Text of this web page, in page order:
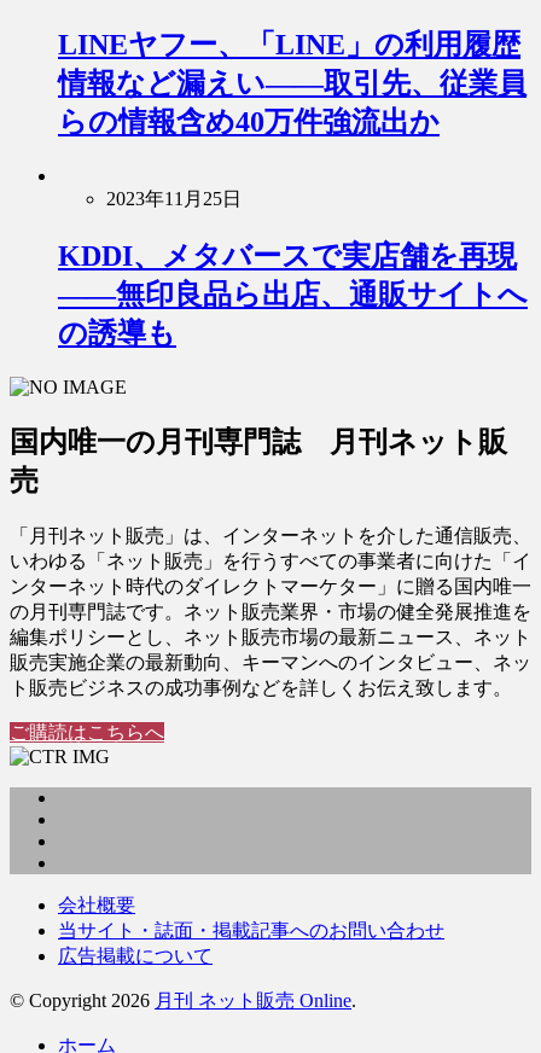
LINEヤフー、「LINE」の利用履歴
情報など漏えい――取引先、従業員
らの情報含め40万件強流出か
2023年11月25日
KDDI、メタバースで実店舗を再現
――無印良品ら出店、通販サイトへ
の誘導も
国内唯一の月刊専門誌 月刊ネット販
売
「月刊ネット販売」は、インターネットを介した通信販売、
いわゆる「ネット販売」を行うすべての事業者に向けた「イ
ンターネット時代のダイレクトマーケター」に贈る国内唯一
の月刊専門誌です。ネット販売業界・市場の健全発展推進を
編集ポリシーとし、ネット販売市場の最新ニュース、ネット
販売実施企業の最新動向、キーマンへのインタビュー、ネッ
ト販売ビジネスの成功事例などを詳しくお伝え致します。
ご購読はこちらへ
会社概要
当サイト・誌面・掲載記事へのお問い合わせ
広告掲載について
© Copyright 2026 月刊 ネット販売 Online.
ホーム